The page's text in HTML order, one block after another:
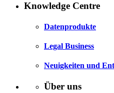
Knowledge Centre
Datenprodukte
Legal Business
Neuigkeiten und
Über uns